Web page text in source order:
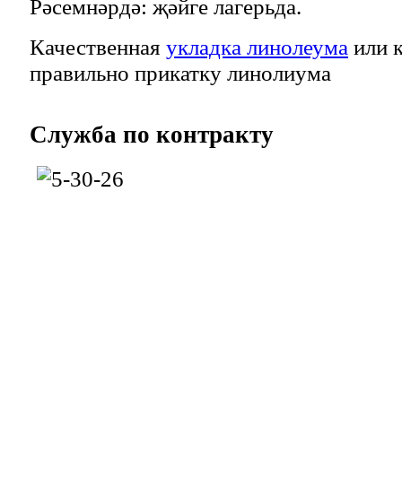
Рәсемнәрдә: җәйге лагерьда.
Качественная укладка линолеума или
правильно прикатку линолиума
Служба по контракту